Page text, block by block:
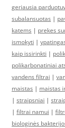
geriausia
subalansuotas |
katems | prekes
ismokyti |
kaip issirinkti |
polikarbonatiniai
vandens filtrai |
maistas | maistas
| straipsniai |
| filtrai namui |
biologinės